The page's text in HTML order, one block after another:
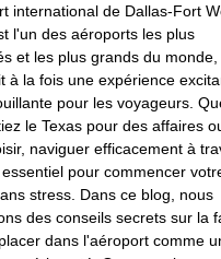
international de Dallas-Fort
l'un des aéroports les plus
et les plus grands du monde,
à la fois une expérience
pour les voyageurs.
le Texas pour des affaires
naviguer efficacement à
pour commencer
stress. Dans ce blog, nous
des conseils secrets sur la
dans l'aéroport comme